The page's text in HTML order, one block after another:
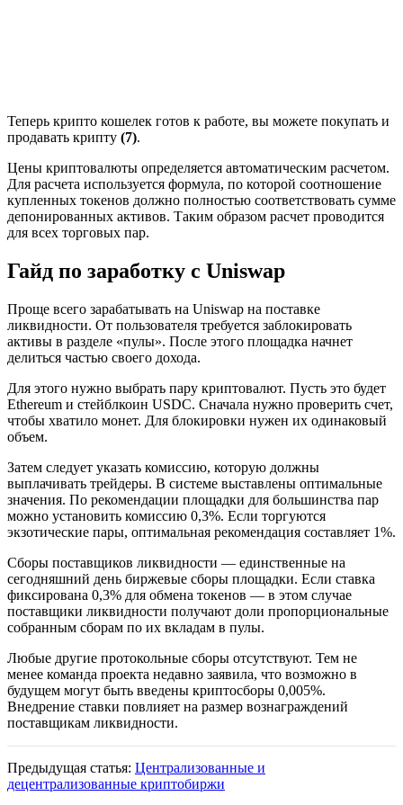
Теперь крипто кошелек готов к работе, вы можете покупать и
продавать крипту (7).
Цены криптовалюты определяется автоматическим расчетом.
Для расчета используется формула, по которой соотношение
купленных токенов должно полностью соответствовать сумме
депонированных активов. Таким образом расчет проводится
для всех торговых пар.
Гайд по заработку с Uniswap
Проще всего зарабатывать на Uniswap на поставке
ликвидности. От пользователя требуется заблокировать
активы в разделе «пулы». После этого площадка начнет
делиться частью своего дохода.
Для этого нужно выбрать пару криптовалют. Пусть это будет
Ethereum и стейблкоин USDC. Сначала нужно проверить счет,
чтобы хватило монет. Для блокировки нужен их одинаковый
объем.
Затем следует указать комиссию, которую должны
выплачивать трейдеры. В системе выставлены оптимальные
значения. По рекомендации площадки для большинства пар
можно установить комиссию 0,3%. Если торгуются
экзотические пары, оптимальная рекомендация составляет 1%.
Сборы поставщиков ликвидности — единственные на
сегодняшний день биржевые сборы площадки. Если ставка
фиксирована 0,3% для обмена токенов — в этом случае
поставщики ликвидности получают доли пропорциональные
собранным сборам по их вкладам в пулы.
Любые другие протокольные сборы отсутствуют. Тем не
менее команда проекта недавно заявила, что возможно в
будущем могут быть введены криптосборы 0,005%.
Внедрение ставки повлияет на размер вознаграждений
поставщикам ликвидности.
Предыдущая статья: Централизованные и
децентрализованные криптобиржи